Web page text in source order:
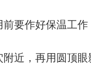
要作好保温工
近，再用圆顶